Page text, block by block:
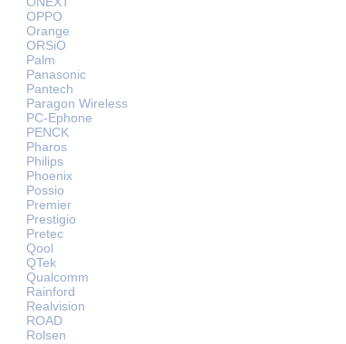
OPPO
Orange
ORSiO
Palm
Panasonic
Pantech
Paragon Wireless
PC-Ephone
PENCK
Pharos
Philips
Phoenix
Possio
Premier
Prestigio
Pretec
Qool
QTek
Qualcomm
Rainford
Realvision
ROAD
Rolsen